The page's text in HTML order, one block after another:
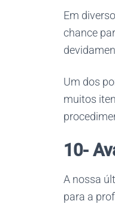
Em
chance
Um dos
muitos
10-
A nossa
para a